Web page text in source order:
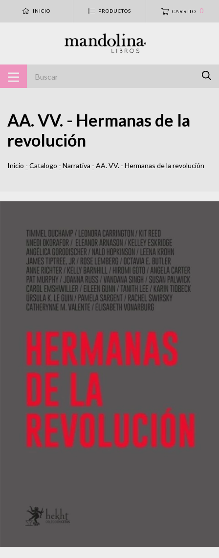
INICIO PRODUCTOS CARRITO 0
AA. VV. - Hermanas de la
revolución
Inicio - Catalogo - Narrativa - AA. VV. - Hermanas de la revolución